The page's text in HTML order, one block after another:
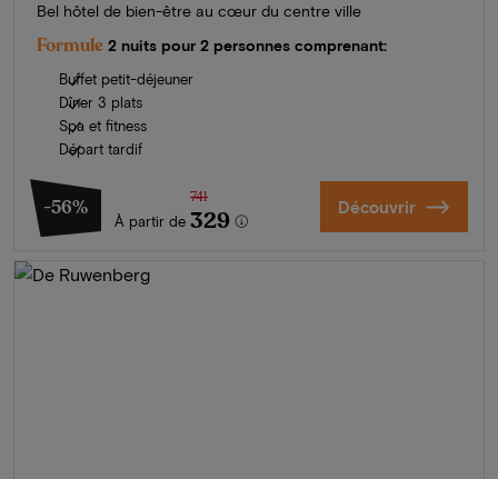
Bel hôtel de bien-être au cœur du centre ville
Formule 2 nuits pour 2 personnes comprenant:
Buffet petit-déjeuner
Dîner 3 plats
Spa et fitness
Départ tardif
-56%
À partir de
741
329 Découvrir